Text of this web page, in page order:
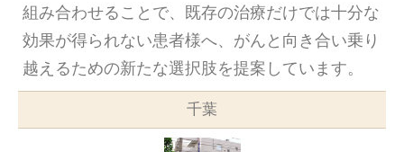
組み合わせることで、既存の治療だけでは十分な
効果が得られない患者様へ、がんと向き合い乗り
越えるための新たな選択肢を提案しています。
千葉